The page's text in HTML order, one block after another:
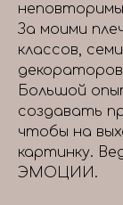
За моими
классов,
Большой
создавать
чтобы на
картинку.
ЭМОЦИИ.